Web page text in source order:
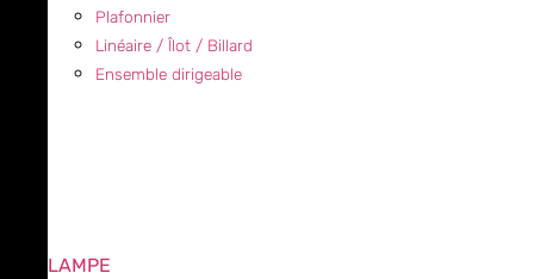
Plafonnier
Linéaire / Îlot / Billard
Ensemble dirigeable
LAMPE